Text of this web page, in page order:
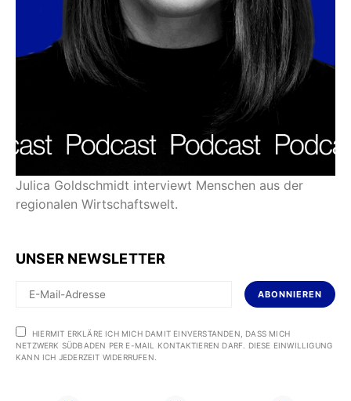
Julica Goldschmidt interviewt Menschen aus der
regionalen Wirtschaftswelt.
UNSER NEWSLETTER
ABONNIEREN
HIERMIT ERKLÄRE ICH MICH DAMIT EINVERSTANDEN, DASS MICH
NETZWERK SÜDBADEN PER E-MAIL KONTAKTIEREN DARF. DIESE EINWILLIGUNG
KANN ICH JEDERZEIT WIDERRUFEN.